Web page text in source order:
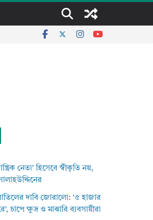
নেতা’ হিসেবে স্বীকৃতি নয়,
বাতিলের দাবি জোরালো: ‘৫ হাজার
চাপে ক্ষুদ্র ও মাঝারি ব্যবসায়ীরা